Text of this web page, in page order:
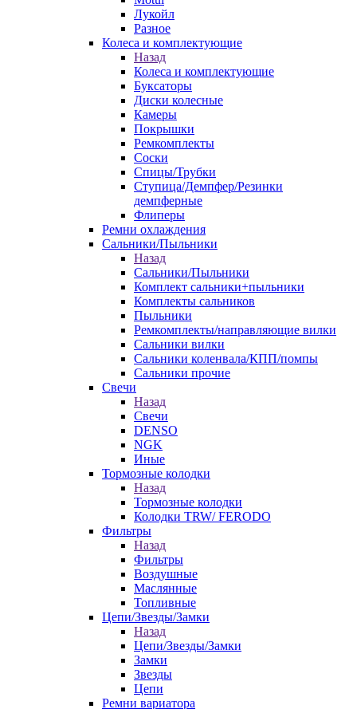
Лукойл
Разное
Колеса и комплектующие
Назад
Колеса и комплектующие
Буксаторы
Диски колесные
Камеры
Покрышки
Ремкомплекты
Соски
Спицы/Трубки
Ступица/Демпфер/Резинки
демпферные
Флиперы
Ремни охлаждения
Сальники/Пыльники
Назад
Сальники/Пыльники
Комплект сальники+пыльники
Комплекты сальников
Пыльники
Ремкомплекты/направляющие вилки
Сальники вилки
Сальники коленвала/КПП/помпы
Сальники прочие
Свечи
Назад
Свечи
DENSO
NGK
Иные
Тормозные колодки
Назад
Тормозные колодки
Колодки TRW/ FERODO
Фильтры
Назад
Фильтры
Воздушные
Маслянные
Топливные
Цепи/Звезды/Замки
Назад
Цепи/Звезды/Замки
Замки
Звезды
Цепи
Ремни вариатора